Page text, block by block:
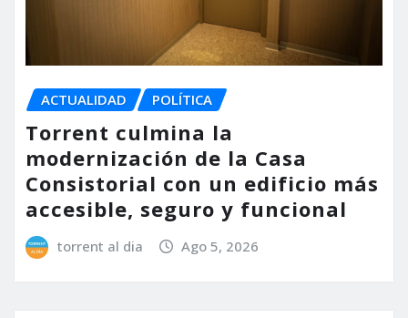
ACTUALIDAD POLÍTICA
Torrent culmina la
modernización de la Casa
Consistorial con un edificio más
accesible, seguro y funcional
torrent al dia Ago 5, 2026